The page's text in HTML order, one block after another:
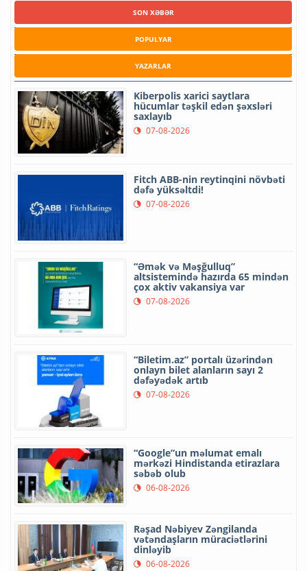
SON XƏBƏR
POPULYAR
YAZARLAR
Kiberpolis xarici saytlara
hücumlar təşkil edən şəxsləri
saxlayıb
07-08-2026
Fitch ABB-nin reytinqini növbəti
dəfə yüksəltdi!
07-08-2026
“Əmək və Məşğulluq”
altsistemində hazırda 65 mindən
çox aktiv vakansiya var
07-08-2026
“Biletim.az” portalı üzərindən
onlayn bilet alanların sayı 2
dəfəyədək artıb
07-08-2026
“Google”un məlumat emalı
mərkəzi Hindistanda etirazlara
səbəb olub
06-08-2026
Rəşad Nəbiyev Zəngilanda
vətəndaşların müraciətlərini
dinləyib
06-08-2026